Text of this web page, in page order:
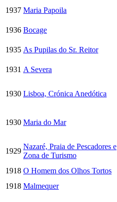
1937 Maria Papoila
1936 Bocage
1935 As Pupilas do Sr. Reitor
1931 A Severa
1930 Lisboa, Crónica Anedótica
1930 Maria do Mar
1929
Nazaré, Praia de Pescadores e
Zona de Turismo
1918 O Homem dos Olhos Tortos
1918 Malmequer